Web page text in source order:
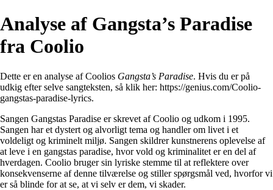
Analyse af Gangsta’s Paradise
fra Coolio
Dette er en analyse af Coolios Gangsta’s Paradise. Hvis du er på
udkig efter selve sangteksten, så klik her: https://genius.com/Coolio-
gangstas-paradise-lyrics.
Sangen Gangstas Paradise er skrevet af Coolio og udkom i 1995.
Sangen har et dystert og alvorligt tema og handler om livet i et
voldeligt og kriminelt miljø. Sangen skildrer kunstnerens oplevelse af
at leve i en gangstas paradise, hvor vold og kriminalitet er en del af
hverdagen. Coolio bruger sin lyriske stemme til at reflektere over
konsekvenserne af denne tilværelse og stiller spørgsmål ved, hvorfor vi
er så blinde for at se, at vi selv er dem, vi skader.